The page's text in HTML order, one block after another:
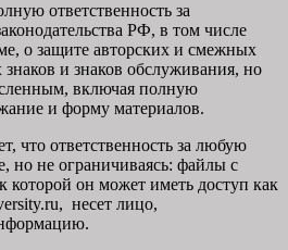
ответственность за
РФ, в том числе
о защите авторских и смежных
и знаков обслуживания, но
включая полную
и форму материалов.
что ответственность за любую
но не ограничиваясь: файлы с
которой он может иметь доступ как
несет лицо,